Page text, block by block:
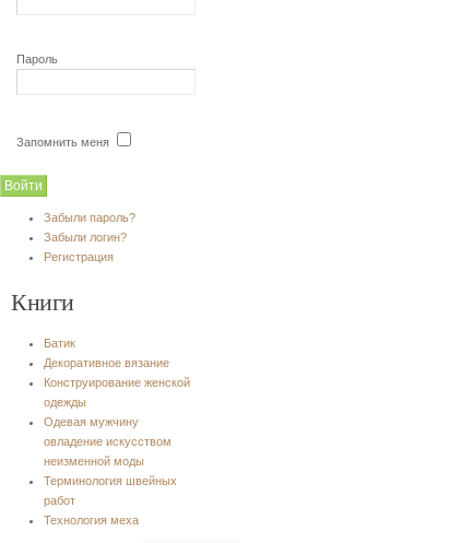
Пароль
Запомнить меня
Забыли пароль?
Забыли логин?
Регистрация
Книги
Батик
Декоративное вязание
Конструирование женской
одежды
Одевая мужчину
овладение искусством
неизменной моды
Терминология швейных
работ
Технология меха